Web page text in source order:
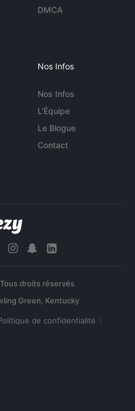
DMCA
Nos Infos
Nos Infos
L'Équipe
Le Blogue
Contact
droits réservés
de confidentialité